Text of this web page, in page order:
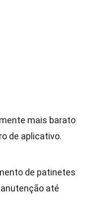
mais barato
de aplicativo.
de patinetes
até